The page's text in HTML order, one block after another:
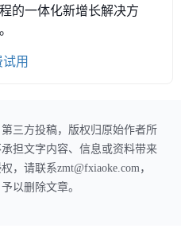
的一体化新增长解决方
用
三方投稿，版权归原始作者所
担文字内容、信息或资料带来
，请联系zmt@fxiaoke.com，
以删除文章。